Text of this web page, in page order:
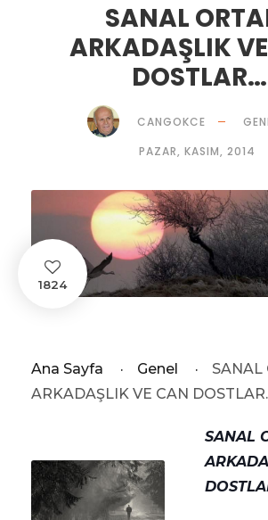
SANAL
ARKADAŞLIK
DOSTLAR…
CANGOKCE
PAZAR, KASIM, 2014
1824
Ana Sayfa · Genel ·
SANAL
ARKADAŞLIK VE CAN
SANAL